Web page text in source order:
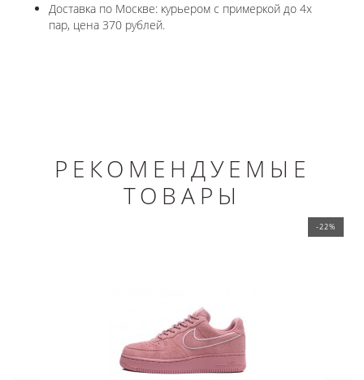
Доставка по Москве: курьером с примеркой до 4х
пар, цена 370 рублей.
РЕКОМЕНДУЕМЫЕ
ТОВАРЫ
-22%